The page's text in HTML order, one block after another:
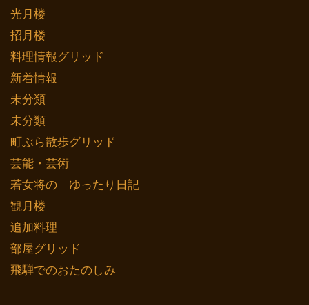
光月楼
招月楼
料理情報グリッド
新着情報
未分類
未分類
町ぶら散歩グリッド
芸能・芸術
若女将の ゆったり日記
観月楼
追加料理
部屋グリッド
飛騨でのおたのしみ